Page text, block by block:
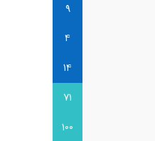
9
4
14
71
100